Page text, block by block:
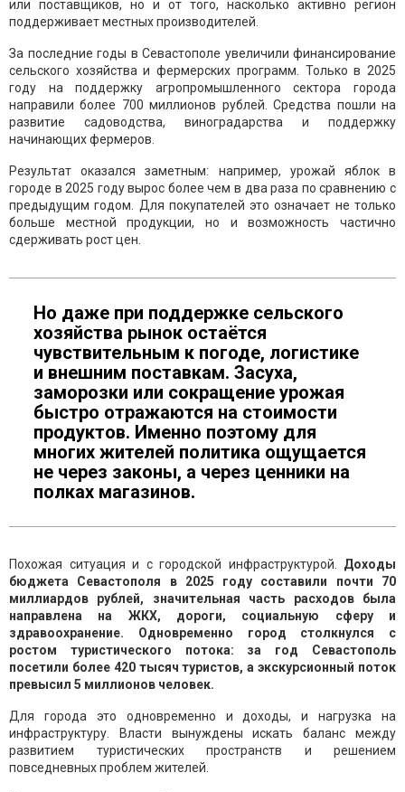
или поставщиков, но и от того, насколько активно регион
поддерживает местных производителей.
За последние годы в Севастополе увеличили финансирование
сельского хозяйства и фермерских программ. Только в 2025
году на поддержку агропромышленного сектора города
направили более 700 миллионов рублей. Средства пошли на
развитие садоводства, виноградарства и поддержку
начинающих фермеров.
Результат оказался заметным: например, урожай яблок в
городе в 2025 году вырос более чем в два раза по сравнению с
предыдущим годом. Для покупателей это означает не только
больше местной продукции, но и возможность частично
сдерживать рост цен.
Но даже при поддержке сельского
хозяйства рынок остаётся
чувствительным к погоде, логистике
и внешним поставкам. Засуха,
заморозки или сокращение урожая
быстро отражаются на стоимости
продуктов. Именно поэтому для
многих жителей политика ощущается
не через законы, а через ценники на
полках магазинов.
Похожая ситуация и с городской инфраструктурой. Доходы
бюджета Севастополя в 2025 году составили почти 70
миллиардов рублей, значительная часть расходов была
направлена на ЖКХ, дороги, социальную сферу и
здравоохранение. Одновременно город столкнулся с
ростом туристического потока: за год Севастополь
посетили более 420 тысяч туристов, а экскурсионный поток
превысил 5 миллионов человек.
Для города это одновременно и доходы, и нагрузка на
инфраструктуру. Власти вынуждены искать баланс между
развитием туристических пространств и решением
повседневных проблем жителей.